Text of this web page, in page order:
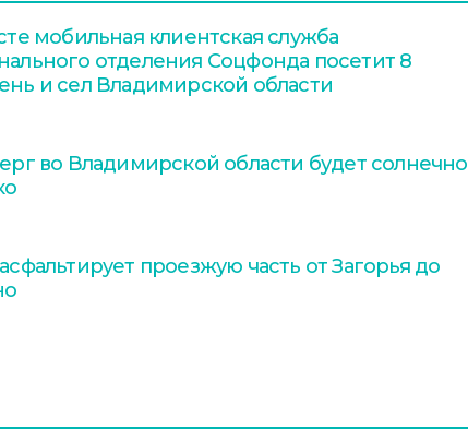
мобильная клиентская служба
отделения Соцфонда посетит 8
и сел Владимирской области
во Владимирской области будет солнечно
проезжую часть от Загорья до